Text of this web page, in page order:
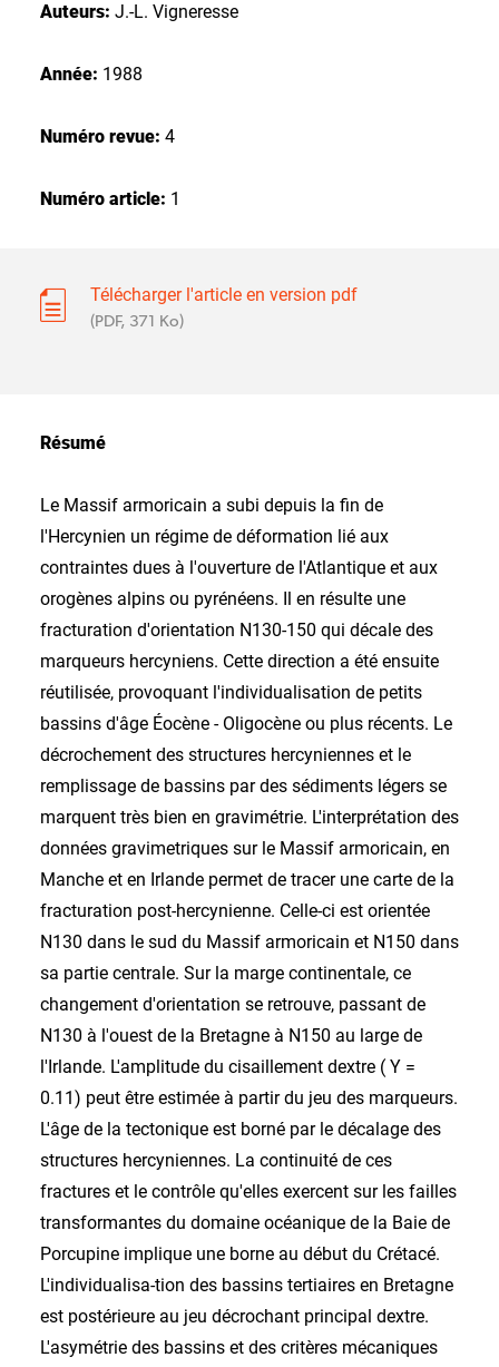
Auteurs: J.-L. Vigneresse
Année: 1988
Numéro revue: 4
Numéro article: 1
Télécharger l'article en version pdf
(PDF, 371 Ko)
Résumé
Le Massif armoricain a subi depuis la fin de
l'Hercynien un régime de déformation lié aux
contraintes dues à l'ouverture de l'Atlantique et aux
orogènes alpins ou pyrénéens. Il en résulte une
fracturation d'orientation N130-150 qui décale des
marqueurs hercyniens. Cette direction a été ensuite
réutilisée, provoquant l'individualisation de petits
bassins d'âge Éocène - Oligocène ou plus récents. Le
décrochement des structures hercyniennes et le
remplissage de bassins par des sédiments légers se
marquent très bien en gravimétrie. L'interprétation des
données gravimetriques sur le Massif armoricain, en
Manche et en Irlande permet de tracer une carte de la
fracturation post-hercynienne. Celle-ci est orientée
N130 dans le sud du Massif armoricain et N150 dans
sa partie centrale. Sur la marge continentale, ce
changement d'orientation se retrouve, passant de
N130 à l'ouest de la Bretagne à N150 au large de
l'Irlande. L'amplitude du cisaillement dextre ( Y =
0.11) peut être estimée à partir du jeu des marqueurs.
L'âge de la tectonique est borné par le décalage des
structures hercyniennes. La continuité de ces
fractures et le contrôle qu'elles exercent sur les failles
transformantes du domaine océanique de la Baie de
Porcupine implique une borne au début du Crétacé.
L'individualisa-tion des bassins tertiaires en Bretagne
est postérieure au jeu décrochant principal dextre.
L'asymétrie des bassins et des critères mécaniques